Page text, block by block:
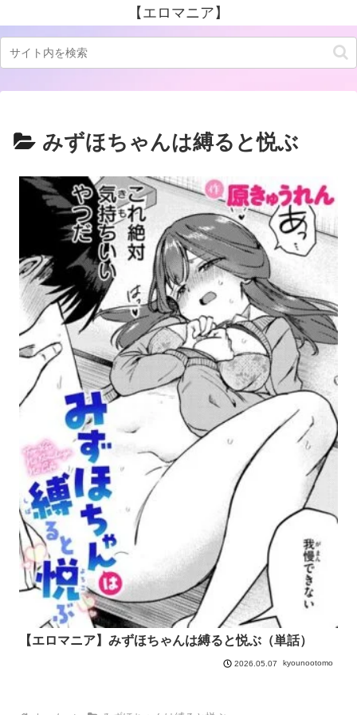
【エロマニア】
みずほちゃんは縛ると悦ぶ
【エロマニア】みずほちゃんは縛ると悦ぶ（単話）
2026.05.07 kyounootomo